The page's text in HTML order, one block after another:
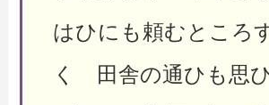
はひにも頼むところ
く 田舎の通ひも思